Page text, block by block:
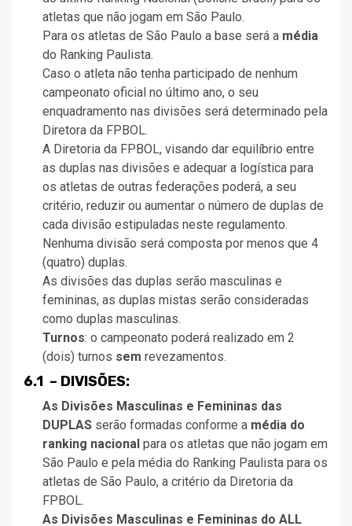
atletas que não jogam em São Paulo.
Para os atletas de São Paulo a base será a média
do Ranking Paulista.
Caso o atleta não tenha participado de nenhum
campeonato oficial no último ano, o seu
enquadramento nas divisões será determinado pela
Diretora da FPBOL.
A Diretoria da FPBOL, visando dar equilíbrio entre
as duplas nas divisões e adequar a logística para
os atletas de outras federações poderá, a seu
critério, reduzir ou aumentar o número de duplas de
cada divisão estipuladas neste regulamento.
Nenhuma divisão será composta por menos que 4
(quatro) duplas.
As divisões das duplas serão masculinas e
femininas, as duplas mistas serão consideradas
como duplas masculinas.
Turnos: o campeonato poderá realizado em 2
(dois) turnos sem revezamentos.
6.1 – DIVISÕES:
As Divisões Masculinas e Femininas das
DUPLAS serão formadas conforme a média do
ranking nacional para os atletas que não jogam em
São Paulo e pela média do Ranking Paulista para os
atletas de São Paulo, a critério da Diretoria da
FPBOL.
As Divisões Masculinas e Femininas do ALL